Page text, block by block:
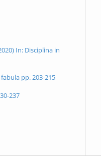
In: Disciplina in
pp. 203-215
237